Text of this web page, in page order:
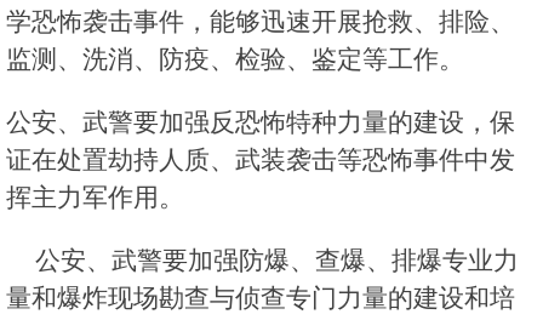
学恐怖袭击事件，能够迅速开展抢救、排险、
监测、洗消、防疫、检验、鉴定等工作。
公安、武警要加强反恐怖特种力量的建设，保
证在处置劫持人质、武装袭击等恐怖事件中发
挥主力军作用。
公安、武警要加强防爆、查爆、排爆专业力
量和爆炸现场勘查与侦查专门力量的建设和培